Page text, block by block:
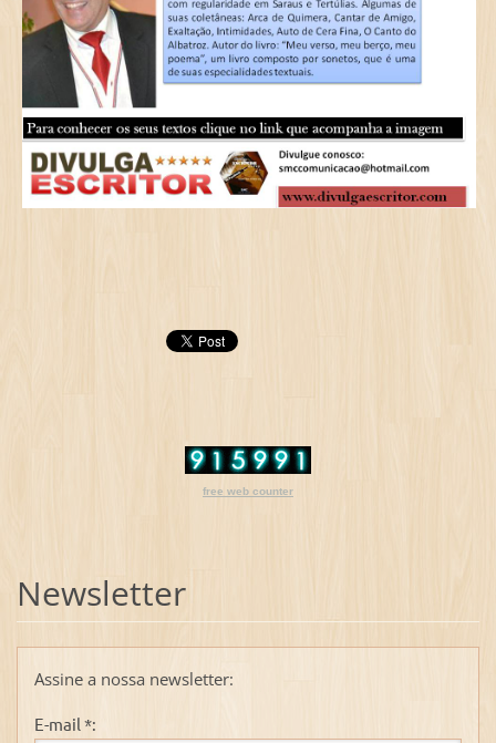
free web counter
Newsletter
Assine a nossa newsletter:
E-mail *: